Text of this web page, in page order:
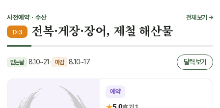
사전예약 · 수산 전체 보기 →
D-3 전복·게장·장어, 제철 해산물
받는날 8.10~21 · 마감 8.10~17 달력 보기
예약